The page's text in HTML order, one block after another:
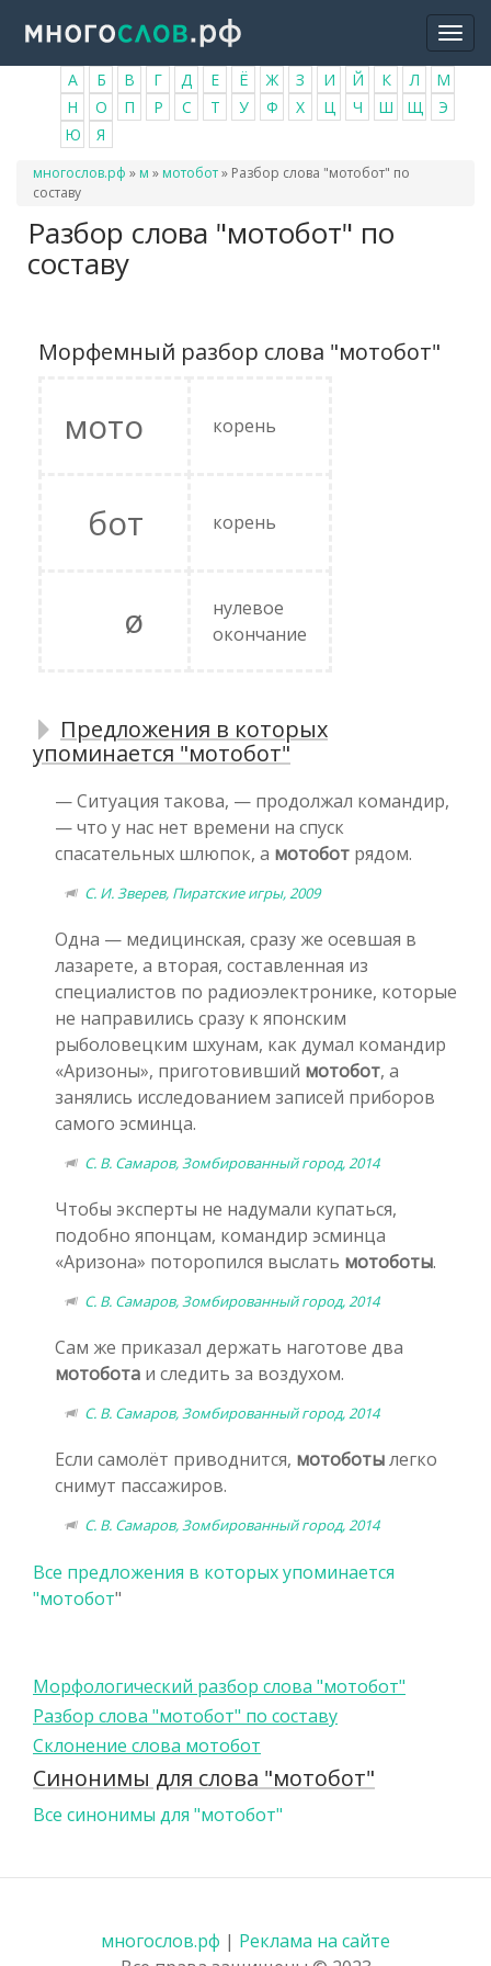
основному
содержанию
А Б В Г Д Е Ё Ж З И Й К Л
М
Н
О П Р С Т У Ф Х Ц Ч Ш Щ
Э
Ю
Я
Вы
здесь
многослов.рф » м » мотобот» Разбор слова "мотобот" по
составу
Разбор слова "мотобот" по
составу
Морфемный разбор слова "мотобот"
мото корень
бот корень
ø
нулевое
окончание
Предложения в которых
упоминается "мотобот"
— Ситуация такова, — продолжал командир,
— что у нас нет времени на спуск
спасательных шлюпок, а мотобот рядом.
С. И. Зверев, Пиратские игры, 2009
Одна — медицинская, сразу же осевшая в
лазарете, а вторая, составленная из
специалистов по радиоэлектронике, которые
не направились сразу к японским
рыболовецким шхунам, как думал командир
«Аризоны», приготовивший мотобот, а
занялись исследованием записей приборов
самого эсминца.
С. В. Самаров, Зомбированный город, 2014
Чтобы эксперты не надумали купаться,
подобно японцам, командир эсминца
«Аризона» поторопился выслать мотоботы.
С. В. Самаров, Зомбированный город, 2014
Сам же приказал держать наготове два
мотобота и следить за воздухом.
С. В. Самаров, Зомбированный город, 2014
Если самолёт приводнится, мотоботылегко
снимут пассажиров.
С. В. Самаров, Зомбированный город, 2014
Все предложения в которых упоминается
"мотобот"
Морфологический разбор слова "мотобот"
Разбор слова "мотобот" по составу
Склонение слова мотобот
Синонимы для слова "мотобот"
Все синонимы для "мотобот"
многослов.рф | Реклама на сайте